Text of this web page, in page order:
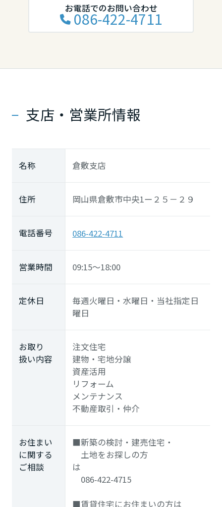
お電話でのお問い合わせ
086-422-4711
支店・営業所情報
名称 倉敷支店
住所 岡山県倉敷市中央1ー２５－２９
電話番号 086-422-4711
営業時間 09:15～18:00
定休日
毎週火曜日・水曜日・当社指定日
曜日
お取り
扱い内容
注文住宅
建物・宅地分譲
資産活用
リフォーム
メンテナンス
不動産取引・仲介
お住まい
に関する
ご相談
■新築の検討・建売住宅・
土地をお探しの方
は
086-422-4715
■賃貸住宅にお住まいの方は
九州エリア
長崎県
熊本県
大分県
宮崎県